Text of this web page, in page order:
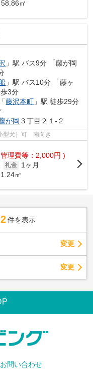
㎡
」駅 バス9分 「藤が岡
」駅 バス10分 「藤ヶ
3分
「藤沢本町 」駅 徒歩29分
が岡 ３丁目２１-２
型犬）可 南向き
理費等：2,000円 )
礼金
1ヶ月
㎡
件を表示
変更
変更
お問い合わせ